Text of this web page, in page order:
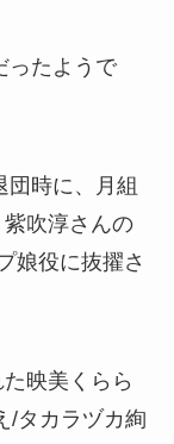
ったようで
団時に、月組
吹淳さんの
娘役に抜擢さ
映美くらら
/タカラヅカ絢